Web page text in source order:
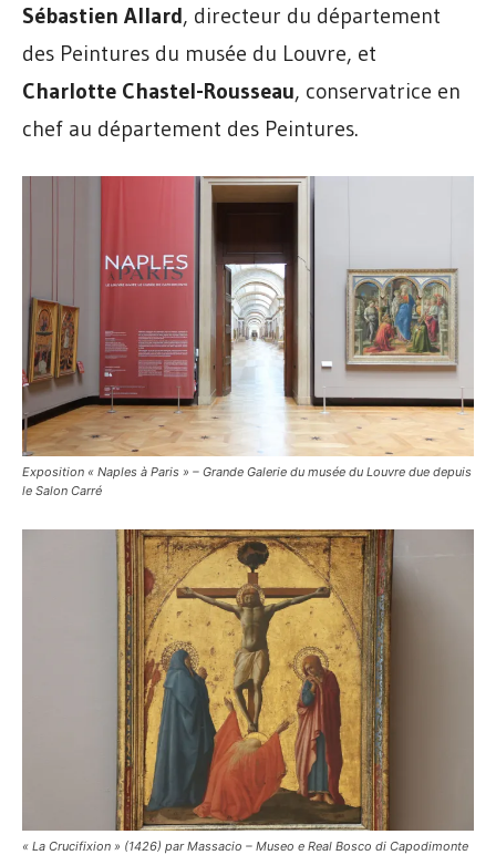
Sébastien Allard, directeur du département
des Peintures du musée du Louvre, et
Charlotte Chastel-Rousseau, conservatrice en
chef au département des Peintures.
Exposition « Naples à Paris » – Grande Galerie du musée du Louvre due depuis
le Salon Carré
« La Crucifixion » (1426) par Massacio – Museo e Real Bosco di Capodimonte